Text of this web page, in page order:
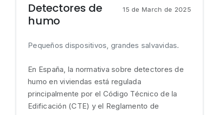
Detectores de
humo
15 de March de 2025
Pequeños dispositivos, grandes salvavidas.
En España, la normativa sobre detectores de
humo en viviendas está regulada
principalmente por el Código Técnico de la
Edificación (CTE) y el Reglamento de